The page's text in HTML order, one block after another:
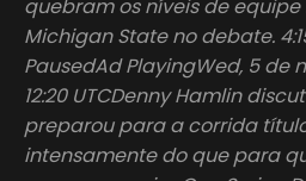
quebram os níveis de equipe
Michigan State no debate.
PausedAd PlayingWed, 5 de
12:20 UTCDenny Hamlin
preparou para a corrida
intensamente do que para